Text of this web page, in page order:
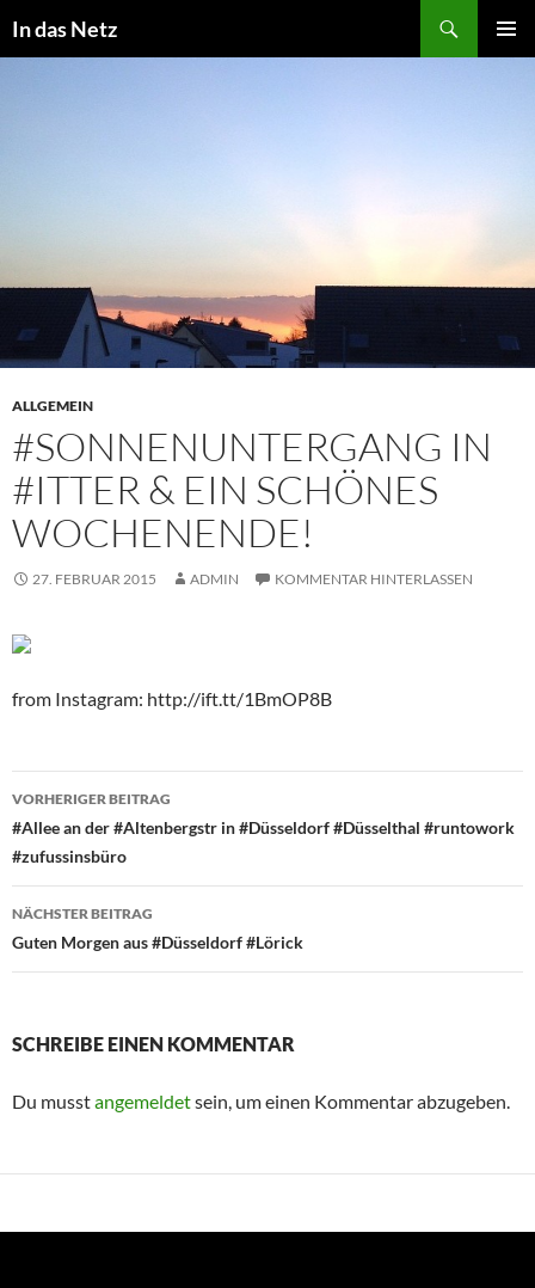
Inhalt
In das Netz
ALLGEMEIN
#SONNENUNTERGANG IN
#ITTER & EIN SCHÖNES
WOCHENENDE!
27. FEBRUAR 2015 ADMIN KOMMENTAR HINTERLASSEN
from Instagram: http://ift.tt/1BmOP8B
Beitragsnavigation
VORHERIGER BEITRAG
#Allee an der #Altenbergstr in #Düsseldorf #Düsselthal #runtowork
#zufussinsbüro
NÄCHSTER BEITRAG
Guten Morgen aus #Düsseldorf #Lörick
SCHREIBE EINEN KOMMENTAR
Du musstangemeldetsein, um einen Kommentar abzugeben.